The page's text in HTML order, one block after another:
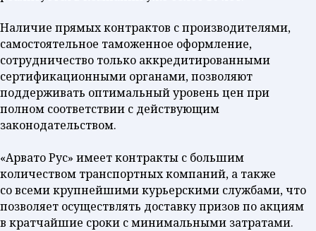
Наличие прямых контрактов с производителями,
самостоятельное таможенное оформление,
сотрудничество только аккредитированными
сертификационными органами, позволяют
поддерживать оптимальный уровень цен при
полном соответствии с действующим
законодательством.
«Арвато Рус» имеет контракты с большим
количеством транспортных компаний, а также
со всеми крупнейшими курьерскими службами, что
позволяет осуществлять доставку призов по акциям
в кратчайшие сроки с минимальными затратами.